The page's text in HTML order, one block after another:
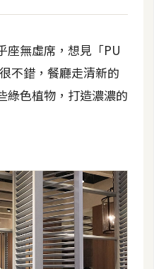
座無虛席，想見「PU
不錯，餐廳走清新的
綠色植物，打造濃濃的